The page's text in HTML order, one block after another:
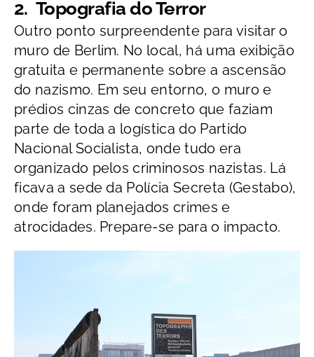
2. Topografia do Terror
Outro ponto surpreendente para visitar o
muro de Berlim. No local, há uma exibição
gratuita e permanente sobre a ascensão
do nazismo. Em seu entorno, o muro e
prédios cinzas de concreto que faziam
parte de toda a logística do Partido
Nacional Socialista, onde tudo era
organizado pelos criminosos nazistas. Lá
ficava a sede da Polícia Secreta (Gestabo),
onde foram planejados crimes e
atrocidades. Prepare-se para o impacto.